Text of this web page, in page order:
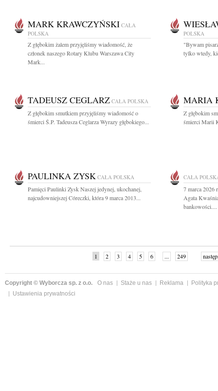
MARK KRAWCZYŃSKI CAŁA
POLSKA
Z głębokim żalem przyjęliśmy wiadomość, że
członek naszego Rotary Klubu Warszawa City
Mark...
POLSKA
"Bywam
tylko wtedy,
TADEUSZ CEGLARZ CAŁA POLSKA
Z głębokim smutkiem przyjęliśmy wiadomość o
śmierci Ś.P. Tadeusza Ceglarza Wyrazy głębokiego...
MARIA
Z głębokim
śmierci Marii
PAULINKA ZYSK CAŁA POLSKA
Pamięci Paulinki Zysk Naszej jedynej, ukochanej,
najcudowniejszej Córeczki, która 9 marca 2013...
CAŁA
7 marca 2026
Agata
bankowości....
1 2 3 4 5 6 ... 249
Copyright © Wyborcza sp. z o.o. O nas Staże u nas Reklama
Polityka
Ustawienia prywatności